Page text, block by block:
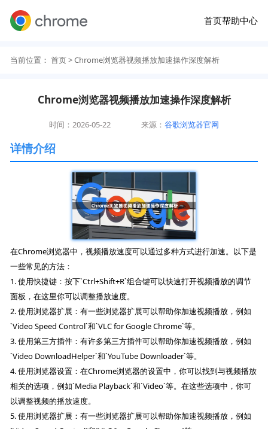
首页帮助中心
当前位置： 首页> Chrome浏览器视频播放加速操作深度解析
Chrome浏览器视频播放加速操作深度解析
时间：2026-05-22 来源：谷歌浏览器官网
详情介绍
在Chrome浏览器中，视频播放速度可以通过多种方式进行加速。以下是
一些常见的方法：
1. 使用快捷键：按下`Ctrl+Shift+R`组合键可以快速打开视频播放的调节
面板，在这里你可以调整播放速度。
2. 使用浏览器扩展：有一些浏览器扩展可以帮助你加速视频播放，例如
`Video Speed Control`和`VLC for Google Chrome`等。
3. 使用第三方插件：有许多第三方插件可以帮助你加速视频播放，例如
`Video DownloadHelper`和`YouTube Downloader`等。
4. 使用浏览器设置：在Chrome浏览器的设置中，你可以找到与视频播放
相关的选项，例如`Media Playback`和`Video`等。在这些选项中，你可
以调整视频的播放速度。
5. 使用浏览器扩展：有一些浏览器扩展可以帮助你加速视频播放，例如